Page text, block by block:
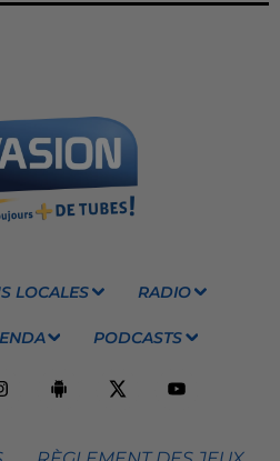
LOCALES RADIO
PODCASTS